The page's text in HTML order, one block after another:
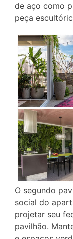
de aço como
peça
O segundo
social do
projetar seu
pavilhão.